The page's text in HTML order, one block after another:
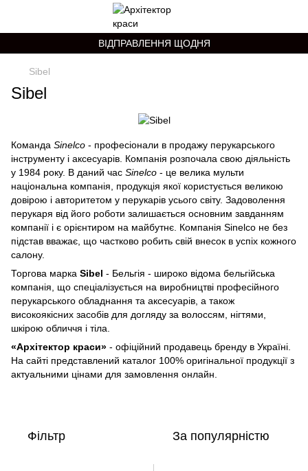
ВІДПРАВЛЕННЯ ЩОДНЯ
Sibel
Sibel
Команда Sinelco - професіонали в продажу перукарського
інструменту і аксесуарів. Компанія розпочала свою діяльність
у 1984 року. В даний час Sinelco - це велика мульти
національна компанія, продукція якої користується великою
довірою і авторитетом у перукарів усього світу. Задоволення
перукаря від його роботи залишається основним завданням
компанії і є орієнтиром на майбутнє. Компанія Sinelco не без
підстав вважає, що частково робить свій внесок в успіх кожного
салону.
Торгова марка Sibel - Бельгія - широко відома бельгійська
компанія, що спеціалізується на виробництві професійного
перукарського обладнання та аксесуарів, а також
високоякісних засобів для догляду за волоссям, нігтями,
шкірою обличчя і тіла.
«Архітектор краси» - офіційний продавець бренду в Україні.
На сайті представлений каталог 100% оригінальної продукції з
актуальними цінами для замовлення онлайн.
Фільтр За популярністю